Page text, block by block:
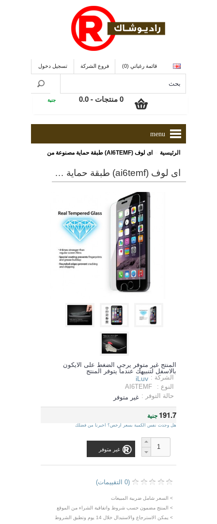
قائمة رغباتي (0) فروع الشركة تسجيل دخول
0 منتجات - 0.0 جنية
menu
الرئيسية اى لوف (AI6TEMF) طبقة حماية مصنوعة من الزجاج الرفيع للغاية لأجهزة (iphone 6/6S)
اى لوف (ai6temf) طبقة حماية مصنوعة من الزجاج الرفيع للغاية لأجهزة (iphone 6/6s)
المنتج غير متوفر يرجي الضغط على الايكون
بالاسفل لتنبيهك عندما يتوفر المنتج
الشركة : iLuv
النوع :
AI6TEMF
حالة التوفر : غير متوفر
191.7 جنية
هل وجدت نفس الكمية بسعر ارخص؟ اخبرنا من فضلك
غير متوفر
(0 التقييمات)
> السعر شامل ضريبة المبيعات
> المنتج مضمون حسب شروط واتفاقية الشراء من الموقع
> يمكن الاسترجاع والاستبدال خلال 14 يوم وتطبق الشروط